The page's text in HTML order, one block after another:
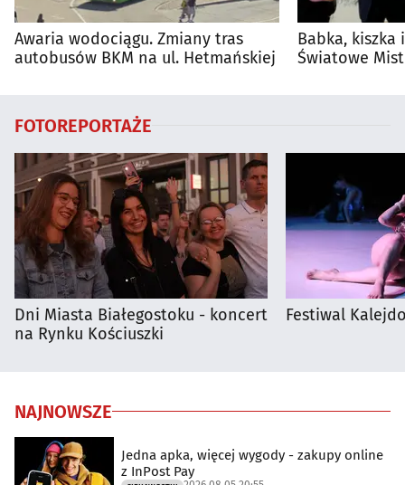
Awaria wodociągu. Zmiany tras
autobusów BKM na ul. Hetmańskiej
Babka, kiszka
Światowe
FOTOREPORTAŻE
Dni Miasta Białegostoku - koncert
na Rynku Kościuszki
Festiwal
NAJNOWSZE
Jedna apka, więcej wygody - zakupy online
z InPost Pay